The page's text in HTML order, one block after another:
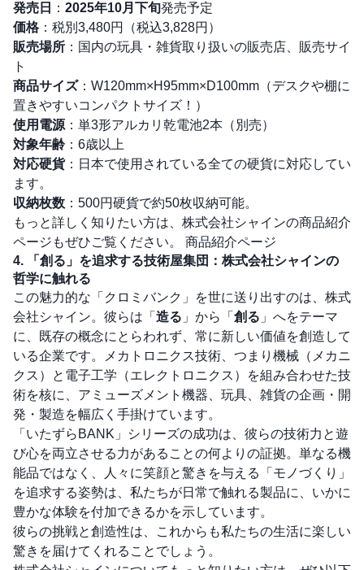
発売日
： 2025年10月下旬発売予定
価格：税別3,480円（税込3,828円）
販売場所 ：国内の玩具・雑貨取り扱いの販売店、販売サイ
ト
商品サイズ：W120mm×H95mm×D100mm（デスクや棚に
置きやすいコンパクトサイズ！）
使用電源 ：単3形アルカリ乾電池2本（別売）
対象年齢 ：6歳以上
対応硬貨：日本で使用されている全ての硬貨に対応してい
ます。
収納枚数 ：500円硬貨で約50枚収納可能。
もっと詳しく知りたい方は、株式会社シャインの商品紹介
ページもぜひご覧ください。 商品紹介ページ
4. 「創る」を追求する技術屋集団：株式会社シャインの
哲学に触れる
この魅力的な「クロミバンク」を世に送り出すのは、株式
会社シャイン。彼らは「 造る 」から「 創る 」へをテーマ
に、既存の概念にとらわれず、常に新しい価値を創造して
いる企業です。メカトロニクス技術、つまり機械（メカニ
クス）と電子工学（エレクトロニクス）を組み合わせた技
術を核に、アミューズメント機器、玩具、雑貨の企画・開
発・製造を幅広く手掛けています。
「いたずらBANK」シリーズの成功は、彼らの技術力と遊
び心を両立させる力があることの何よりの証拠。単なる機
能品ではなく、人々に笑顔と驚きを与える「モノづくり」
を追求する姿勢は、私たちが日常で触れる製品に、いかに
豊かな体験を付加できるかを示しています。
彼らの挑戦と創造性は、これからも私たちの生活に楽しい
驚きを届けてくれることでしょう。